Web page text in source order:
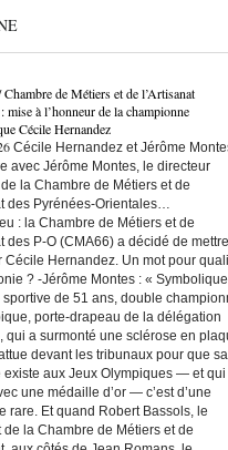
Chambre de Métiers et de l’Artisanat
à l’honneur de la championne
Cécile Hernandez
Cécile Hernandez et Jérôme
avec Jérôme Montes, le directeur
la Chambre de Métiers et de
des Pyrénées-Orientales…
: la Chambre de Métiers et de
des P-O (CMA66) a décidé de
Cécile Hernandez. Un mot pour
? -Jérôme Montes : «
sportive de 51 ans, double
porte-drapeau de la délégation
qui a surmonté une sclérose en
devant les tribunaux pour que sa
existe aux Jeux Olympiques — et qui
une médaille d’or — c’est d’une
rare. Et quand Robert Bassols, le
de la Chambre de Métiers et de